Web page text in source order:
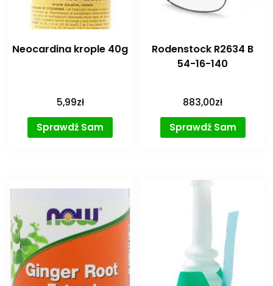
Neocardina krople 40g
5,99zł
Sprawdź Sam
Rodenstock R2634 B
54-16-140
883,00zł
Sprawdź Sam